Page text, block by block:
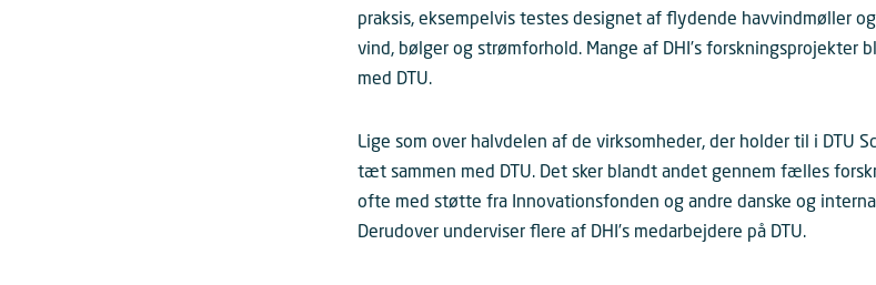
praksis, eksempelvis testes designet af flydende havvindmøller
vind, bølger og strømforhold. Mange af DHI’s forskningsprojekter
med DTU.
Lige som over halvdelen af de virksomheder, der holder til i DTU
tæt sammen med DTU. Det sker blandt andet gennem fælles
ofte med støtte fra Innovationsfonden og andre danske og
Derudover underviser flere af DHI’s medarbejdere på DTU.